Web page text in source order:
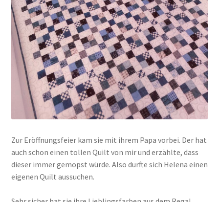
Zur Eröffnungsfeier kam sie mit ihrem Papa vorbei. Der hat
auch schon einen tollen Quilt von mir und erzählte, dass
dieser immer gemopst würde. Also durfte sich Helena einen
eigenen Quilt aussuchen.